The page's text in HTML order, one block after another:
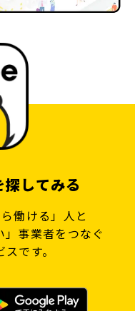
してみる
働ける」人と
」事業者をつなぐ
です。